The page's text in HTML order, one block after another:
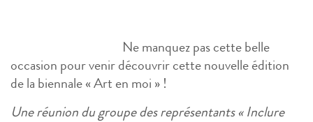
Ne manquez pas cette belle
occasion pour venir découvrir cette nouvelle édition
de la biennale « Art en moi » !
Une réunion du groupe des représentants « Inclure